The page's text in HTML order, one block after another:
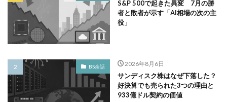
S&P 500で起きた異変 7月の勝
者と敗者が示す「AI相場の次の主
役」
BS余話 2026年8月6日
サンディスク株はなぜ下落した？
好決算でも売られた3つの理由と
933億ドル契約の価値